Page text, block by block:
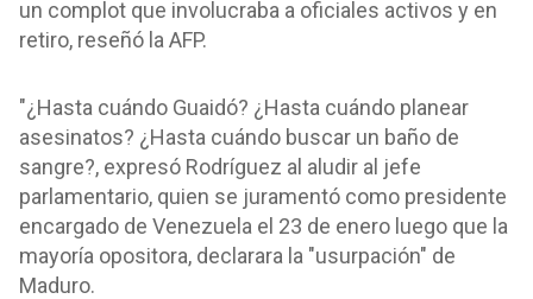
un complot que involucraba a oficiales activos y en
retiro, reseñó la AFP.
"¿Hasta cuándo Guaidó? ¿Hasta cuándo planear
asesinatos? ¿Hasta cuándo buscar un baño de
sangre?, expresó Rodríguez al aludir al jefe
parlamentario, quien se juramentó como presidente
encargado de Venezuela el 23 de enero luego que la
mayoría opositora, declarara la "usurpación" de
Maduro.